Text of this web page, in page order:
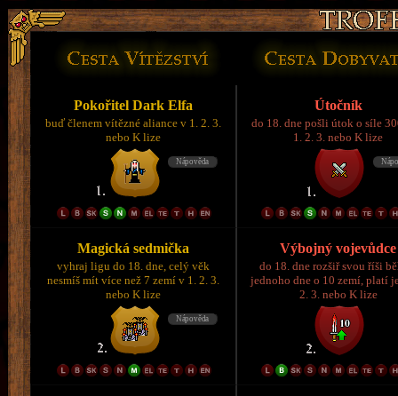
Pokořitel Dark Elfa
buď členem vítězné aliance v 1. 2. 3.
nebo K lize
Útočník
do 18. dne pošli útok o síle
1. 2. 3. nebo K lize
Magická sedmička
vyhraj ligu do 18. dne, celý věk
nesmíš mít více než 7 zemí v 1. 2. 3.
nebo K lize
Výbojný vojevůdce
do 18. dne rozšiř svou říši
jednoho dne o 10 zemí, platí
2. 3. nebo K lize